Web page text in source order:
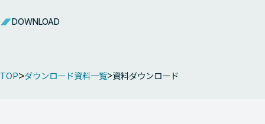
DOWNLOAD
TOP ダウンロード資料一覧 資料ダウンロード